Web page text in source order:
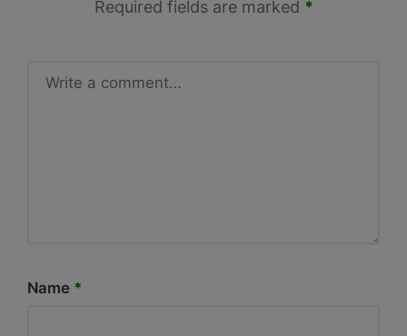
Required fields are marked *
Name *